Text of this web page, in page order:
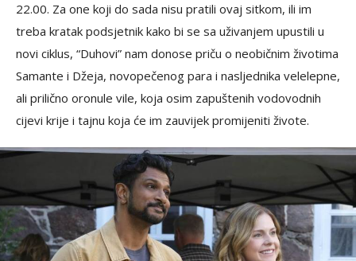
22.00. Za one koji do sada nisu pratili ovaj sitkom, ili im
treba kratak podsjetnik kako bi se sa uživanjem upustili u
novi ciklus, “Duhovi” nam donose priču o neobičnim životima
Samante i Džeja, novopečenog para i nasljednika velelepne,
ali prilično oronule vile, koja osim zapuštenih vodovodnih
cijevi krije i tajnu koja će im zauvijek promijeniti živote.